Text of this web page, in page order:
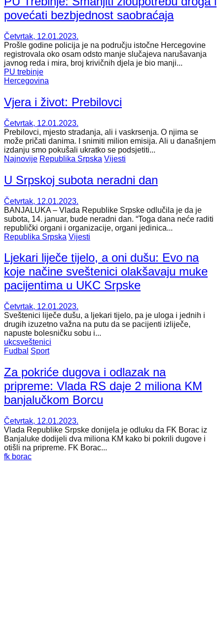
povećati bezbjednost saobraćaja
Četvrtak, 12.01.2023.
Prošle godine policija je na području istočne Hercegovine
registrovala oko osam odsto manje slučajeva narušavanja
javnog reda i mira, broj krivičnih djela je bio manji...
PU trebinje
Hercegovina
Vjera i život: Prebilovci
Četvrtak, 12.01.2023.
Prebilovci, mjesto stradanja, ali i vaskrsenja. O njima se
može pričati danima. I snimiti milion emisija. Ali u današnjem
izdanju smo pokušali ukratko se podsjetiti...
Najnovije Republika Srpska Vijesti
U Srpskoj subota neradni dan
Četvrtak, 12.01.2023.
BANJALUKA – Vlada Republike Srpske odlučila je da je
subota, 14. januar, bude neradni dan. “Toga dana neće raditi
republički organi i organizacije, organi jedinica...
Republika Srpska Vijesti
Ljekari liječe tijelo, a oni dušu: Evo na
koje načine sveštenici olakšavaju muke
pacijentima u UKC Srpske
Četvrtak, 12.01.2023.
Sveštenici liječe dušu, a ljekari tijelo, pa je uloga i jednih i
drugih izuzetno važna na putu da se pacijenti izliječe,
napuste bolesničku sobu i...
ukcsveštenici
Fudbal Sport
Za pokriće dugova i odlazak na
pripreme: Vlada RS daje 2 miliona KM
banjalučkom Borcu
Četvrtak, 12.01.2023.
Vlada Republike Srpske donijela je odluku da FK Borac iz
Banjaluke dodijeli dva miliona KM kako bi pokrili dugove i
otišli na pripreme. FK Borac...
fk borac